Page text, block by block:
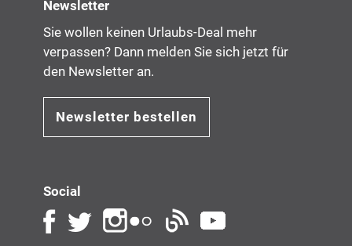
Newsletter
Sie wollen keinen Urlaubs-Deal mehr
verpassen? Dann melden Sie sich jetzt für
den Newsletter an.
Newsletter bestellen
Social